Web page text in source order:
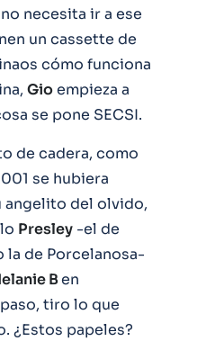
necesita ir a ese
un cassette de
cómo funciona
Gioempieza a
se pone SECSI.
de cadera, como
se hubiera
angelito del olvido,
Presley -el de
la de Porcelanosa-
Ben
tiro lo que
¿Estos papeles?